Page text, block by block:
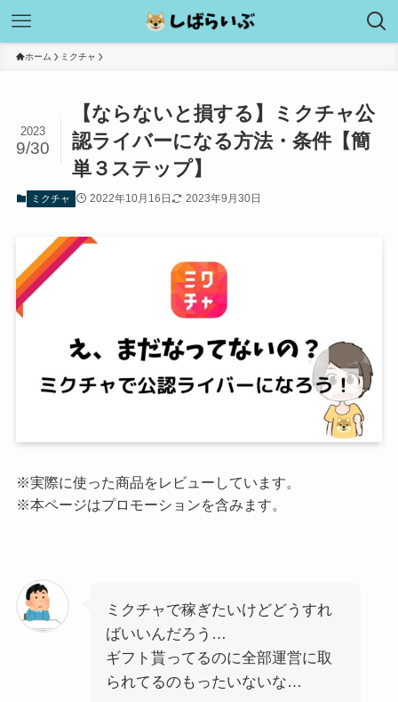
ホーム ミクチャ
【ならないと損する】ミクチャ公
認ライバーになる方法・条件【簡
単３ステップ】
2023
9/30
ミクチャ 2022年10月16日 2023年9月30日
※実際に使った商品をレビューしています。
※本ページはプロモーションを含みます。
ミクチャで稼ぎたいけどどうすれ
ばいいんだろう…
ギフト貰ってるのに全部運営に取
られてるのもったいないな…